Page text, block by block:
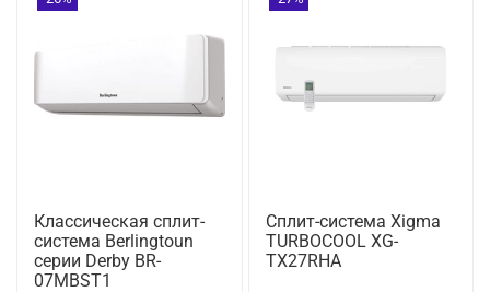
Классическая сплит-
система Berlingtoun
серии Derby BR-
07MBST1
Сплит-система Xigma
TURBOCOOL XG-
TX27RHA